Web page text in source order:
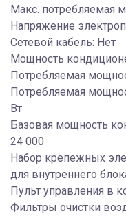
Макс. потребляемая
Напряжение
Сетевой кабель: Нет
Мощность
Потребляемая
Потребляемая
Вт
Базовая мощность
24 000
Набор крепежных
для внутреннего
Пульт управления в
Фильтры очистки